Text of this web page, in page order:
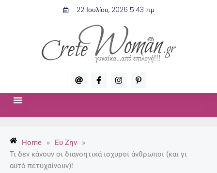
22 Ιουλίου, 2026 5:43 πμ
A
t
F
a
c
I
n
s
P
i
n
p
Home » Ευ Ζην
»
Τι δεν κάνουν οι διανοητικά ισχυροί άνθρωποι (και γι
αυτό πετυχαίνουν)!